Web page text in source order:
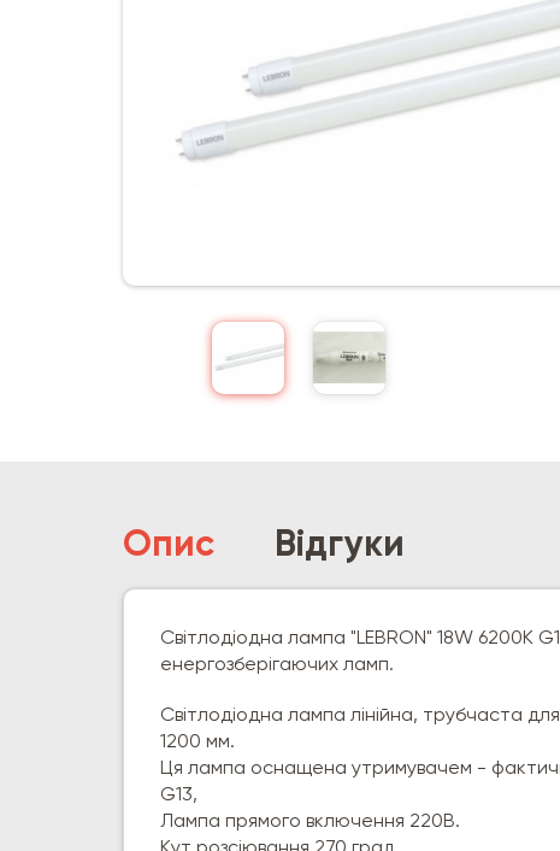
Опис Відгуки
Світлодіодна лампа "LEBRON" 18W 6200К
енергозберігаючих ламп.
Світлодіодна лампа лінійна, трубчаста
1200 мм.
Ця лампа оснащена утримувачем -
G13,
Лампа прямого включення 220В.